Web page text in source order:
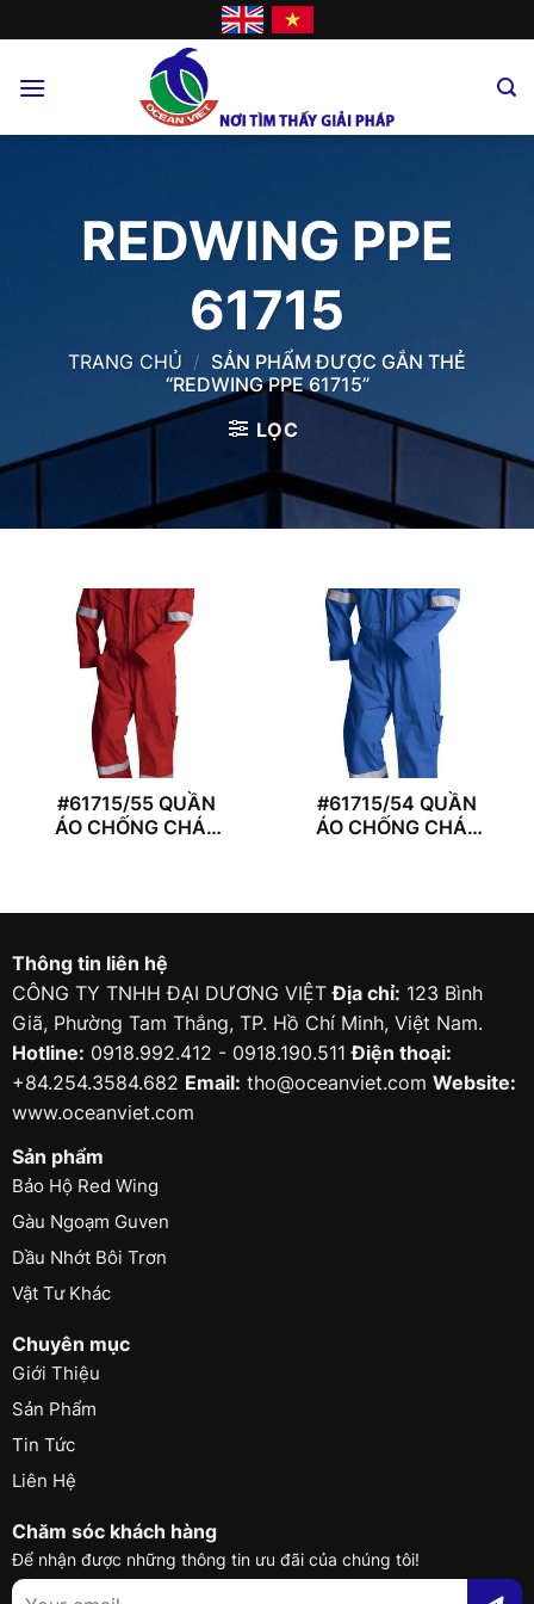
to
REDWING PPE
61715
TRANG CHỦ / SẢN PHẨM ĐƯỢC GẮN THẺ
“REDWING PPE 61715”
LỌC
#61715/55 QUẦN
ÁO CHỐNG CHÁY
#61715/54 QUẦN
ÁO CHỐNG CHÁY
Thông tin liên hệ
CÔNG TY TNHH ĐẠI DƯƠNG VIỆTĐịa chỉ: 123 Bình
Giã, Phường Tam Thắng, TP. Hồ Chí Minh, Việt Nam.
Hotline: 0918.992.412 - 0918.190.511Điện thoại:
+84.254.3584.682 Email: tho@oceanviet.com Website:
www.oceanviet.com
Sản phẩm
Bảo Hộ Red Wing
Gàu Ngoạm Guven
Dầu Nhớt Bôi Trơn
Vật Tư Khác
Chuyên mục
Giới Thiệu
Sản Phẩm
Tin Tức
Liên Hệ
Chăm sóc khách hàng
Để nhận được những thông tin ưu đãi của chúng tôi!